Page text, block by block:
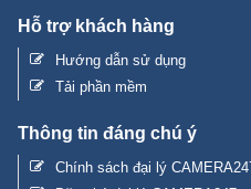
Hướng dẫn sử dụng
Tải phần mềm
Thông tin đáng chú ý
Chính sách đại lý CAMERA247